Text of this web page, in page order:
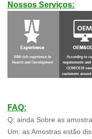
Nossos Serviços:
FAQ:
Q: ainda Sobre as
Um: as Amostras estão